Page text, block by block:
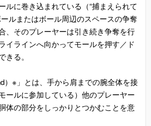
ルに巻き込まれている（“捕まえられて
ルまたはボール周辺のスペースの争奪
、そのプレーヤーは引き続き争奪を行
イラインへ向かってモールを押す／ド
きる。
）※」とは、手から肩までの腕全体を接
ールに参加している）他のプレーヤー
体の部分をしっかりとつかむことを意